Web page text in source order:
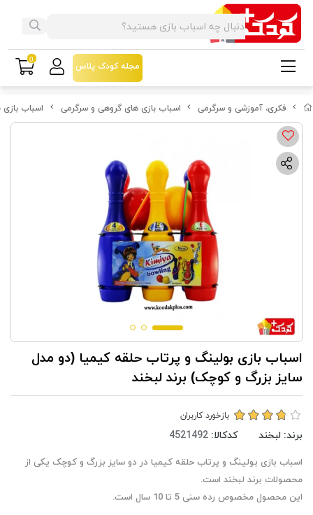
فکری، آموزشی و سرگرمی اسباب بازی های گروهی و سرگرمی اسباب
اسباب بازی بولینگ و پرتاب حلقه کیمیا (دو مدل
سایز بزرگ و کوچک) برند لبخند
بازخورد کاربران
برند: لبخند کدکالا:
اسباب بازی بولینگ و پرتاب حلقه کیمیا در دو سایز بزرگ و کوچک یکی از
محصولات برند لبخند است.
این محصول مخصوص رده سنی 5 تا 10 سال است.
مجله کودک پلاس
0